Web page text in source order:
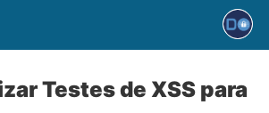
Testes de XSS para